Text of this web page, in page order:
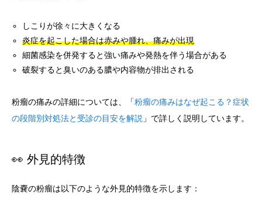
しこりが徐々に大きくなる
炎症を起こした場合は赤みや腫れ、痛みが出現
細菌感染を併発すると強い痛みや発熱を伴う場合がある
破裂すると臭いのある膿や内容物が排出される
粉瘤の痛みの詳細については、「粉瘤の痛みはなぜ起こる？症状
の段階別対処法と受診の目安を解説 」で詳しく説明しています。
👀 外見的特徴
陰嚢の粉瘤は以下のような外見的特徴を示します：